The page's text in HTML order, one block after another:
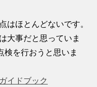
はほとんどないです。
大事だと思っていま
検を行おうと思いま
イドブック